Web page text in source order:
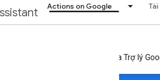
Actions on Google
sâu trong ứng dụng Android qua Trợ lý